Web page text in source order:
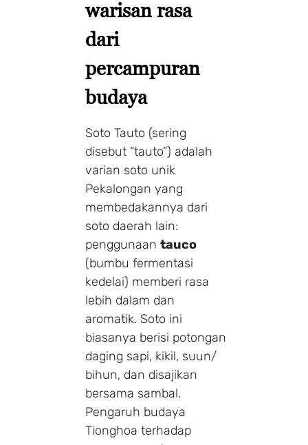
warisan rasa
dari
percampuran
budaya
Soto Tauto (sering
disebut “tauto”) adalah
varian soto unik
Pekalongan yang
membedakannya dari
soto daerah lain:
penggunaan tauco
(bumbu fermentasi
kedelai) memberi rasa
lebih dalam dan
aromatik. Soto ini
biasanya berisi potongan
daging sapi, kikil, suun/
bihun, dan disajikan
bersama sambal.
Pengaruh budaya
Tionghoa terhadap